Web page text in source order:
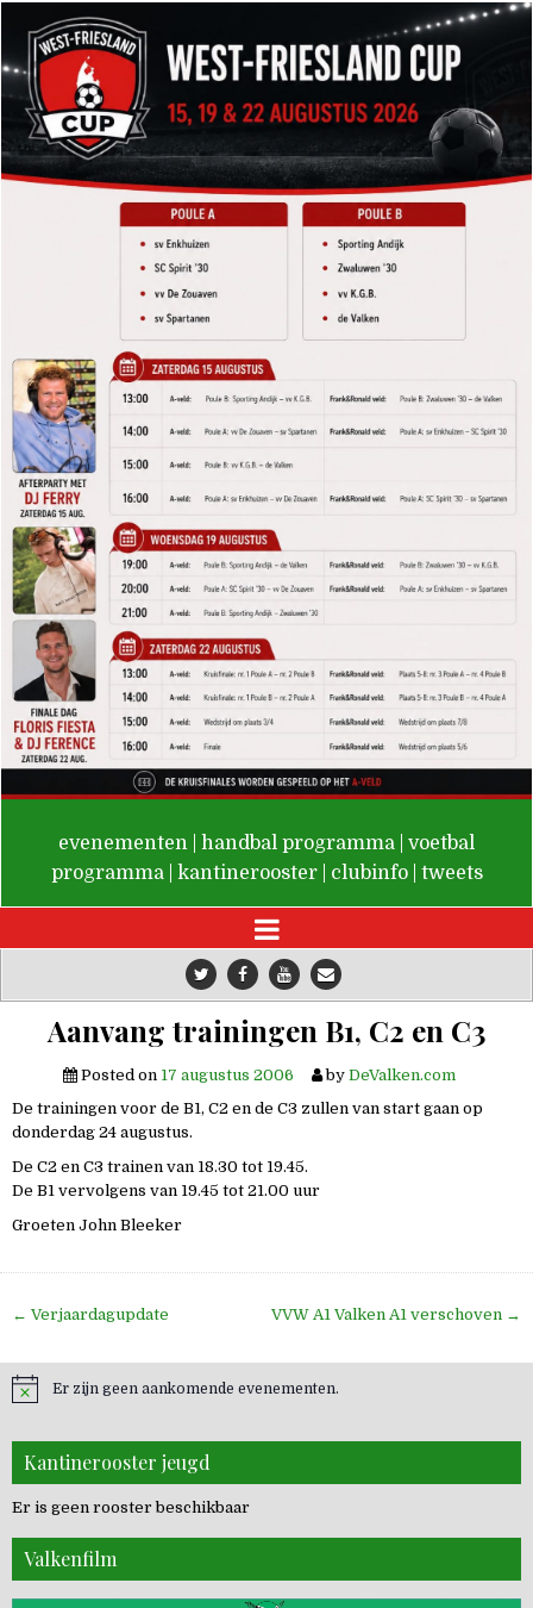
De Valken
evenementen handbal programma
voetbal
programma
kantinerooster clubinfo tweets
Aanvang trainingen B1, C2 en C3
Posted on 17 augustus 2006 by DeValken.com
De trainingen voor de B1, C2 en de C3 zullen van start gaan op
donderdag 24 augustus.
De C2 en C3 trainen van 18.30 tot 19.45.
De B1 vervolgens van 19.45 tot 21.00 uur
Groeten John Bleeker
Bericht
← Verjaardagupdate VVW A1 Valken A1 verschoven →
Er zijn geen aankomende evenementen.
Kantinerooster jeugd
Er is geen rooster beschikbaar
Valkenfilm